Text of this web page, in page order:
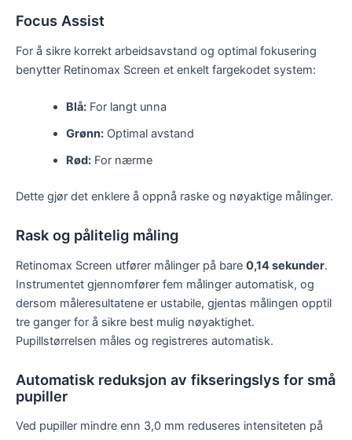
Focus Assist
For å sikre korrekt arbeidsavstand og optimal fokusering
benytter Retinomax Screen et enkelt fargekodet system:
Blå:For langt unna
Grønn:Optimal avstand
Rød:For nærme
Dette gjør det enklere å oppnå raske og nøyaktige målinger.
Rask og pålitelig måling
Retinomax Screen utfører målinger på bare 0,14 sekunder.
Instrumentet gjennomfører fem målinger automatisk, og
dersom måleresultatene er ustabile, gjentas målingen opptil
tre ganger for å sikre best mulig nøyaktighet.
Pupillstørrelsen måles og registreres automatisk.
Automatisk reduksjon av fikseringslys for små
pupiller
Ved pupiller mindre enn 3,0 mm reduseres intensiteten på